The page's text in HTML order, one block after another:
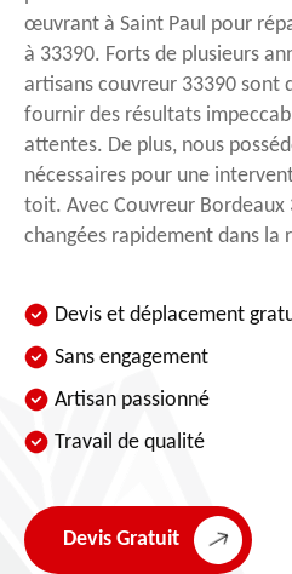
œuvrant à Saint Paul pour
à 33390. Forts de plusieurs
artisans couvreur 33390 sont
fournir des résultats
attentes. De plus, nous
nécessaires pour une
toit. Avec Couvreur Bordeaux
changées rapidement dans la
Devis et déplacement
Sans engagement
Artisan passionné
Travail de qualité
Devis Gratuit